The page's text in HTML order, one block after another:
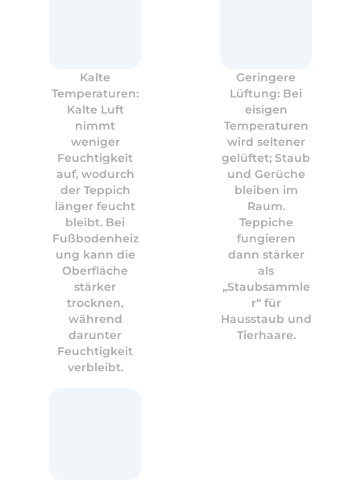
Kalte
Temperaturen:
Kalte Luft
nimmt
weniger
Feuchtigkeit
auf, wodurch
der Teppich
länger feucht
bleibt. Bei
Fußbodenheiz
ung kann die
Oberfläche
stärker
trocknen,
während
darunter
Feuchtigkeit
verbleibt.
Geringere
Lüftung: Bei
eisigen
Temperaturen
wird seltener
gelüftet; Staub
und Gerüche
bleiben im
Raum.
Teppiche
fungieren
dann stärker
als
„Staubsammle
r“ für
Hausstaub und
Tierhaare.